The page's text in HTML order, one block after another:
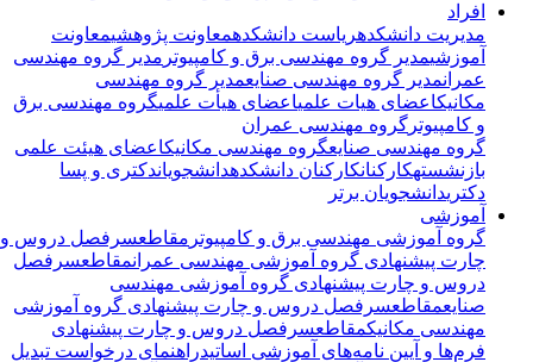
افراد
مدیریت دانشکدهریاست دانشکدهمعاونت پژوهشیمعاونت
آموزشیمدیر گروه مهندسی برق و کامپیوترمدیر گروه مهندسی
عمران مدیر گروه مهندسی صنایعمدیر گروه مهندسی
مکانیکاعضای هیات علمیاعضای هیأت علمیگروه مهندسی برق
و کامپیوترگروه مهندسی عمران
گروه مهندسی صنایعگروه مهندسی مکانیکاعضای هیئت علمی
بازنشستهکارکنانکارکنان دانشکدهدانشجویاندکتری و پسا
دکتریدانشجویان برتر
آموزشی
گروه آموزشی مهندسی برق و کامپیوترمقاطعسرفصل دروس و
چارت پیشنهادیگروه آموزشی مهندسی عمران مقاطعسرفصل
دروس و چارت پیشنهادیگروه آموزشی مهندسی
صنایعمقاطعسرفصل دروس و چارت پیشنهادیگروه آموزشی
مهندسی مکانیکمقاطعسرفصل دروس و چارت پیشنهادی
فرم‌ها و آیین نامه‌های آموزشی اساتیدراهنمای درخواست تبدیل